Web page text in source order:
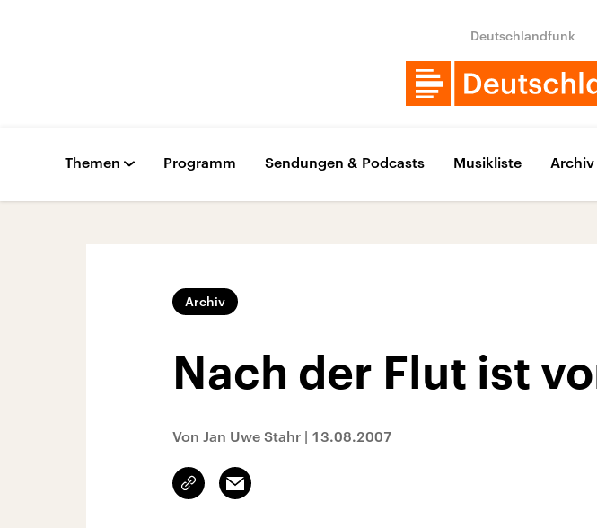
Deutschlandfunk
Themen Programm Sendungen & Podcasts Musikliste Archiv
Archiv
Nach der Flut ist
Von Jan Uwe Stahr | 13.08.2007
Link
kopieren/teilen
Email